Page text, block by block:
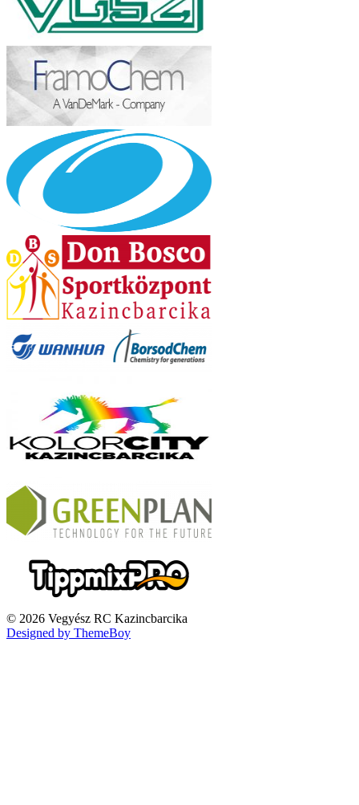
© 2026 Vegyész RC Kazincbarcika
Designed by ThemeBoy